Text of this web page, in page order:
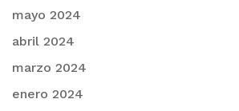
mayo 2024
abril 2024
marzo 2024
enero 2024